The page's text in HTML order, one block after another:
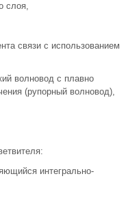
слоя,
связи с использованием
волновод с плавно
(рупорный волновод),
интегрально-